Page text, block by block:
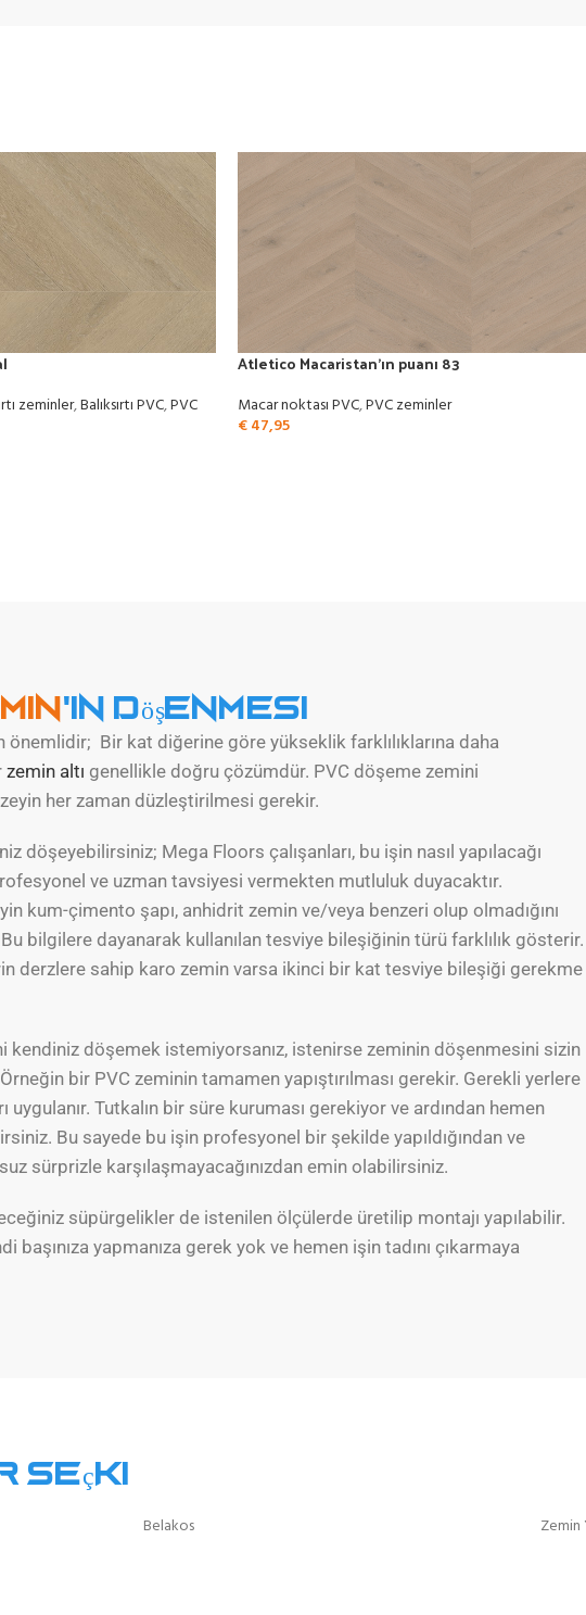
zeminler,Balıksırtı PVC,PVC
Atletico Macaristan’ın puanı 83
Macar noktası PVC,PVC zeminler
€47,95
'in döşenmesi
önemlidir; Bir kat diğerine göre yükseklik farklılıklarına daha
zemin altı genellikle doğru çözümdür. PVC döşeme zemini
her zaman düzleştirilmesi gerekir.
döşeyebilirsiniz; Mega Floors çalışanları, bu işin nasıl yapılacağı
ve uzman tavsiyesi vermekten mutluluk duyacaktır.
kum-çimento şapı, anhidrit zemin ve/veya benzeri olup olmadığını
bilgilere dayanarak kullanılan tesviye bileşiğinin türü farklılık gösterir.
derzlere sahip karo zemin varsa ikinci bir kat tesviye bileşiği gerekme
kendiniz döşemek istemiyorsanız, istenirse zeminin döşenmesini sizin
bir PVC zeminin tamamen yapıştırılması gerekir. Gerekli yerlere
uygulanır. Tutkalın bir süre kuruması gerekiyor ve ardından hemen
Bu sayede bu işin profesyonel bir şekilde yapıldığından ve
sürprizle karşılaşmayacağınızdan emin olabilirsiniz.
süpürgelikler de istenilen ölçülerde üretilip montajı yapılabilir.
başınıza yapmanıza gerek yok ve hemen işin tadını çıkarmaya
seçki
Belakos Zemin